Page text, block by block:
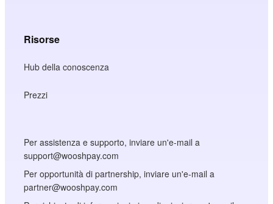
Risorse
Hub della conoscenza
Prezzi
Per assistenza e supporto, inviare un'e-mail a
support@wooshpay.com
Per opportunità di partnership, inviare un'e-mail a
partner@wooshpay.com